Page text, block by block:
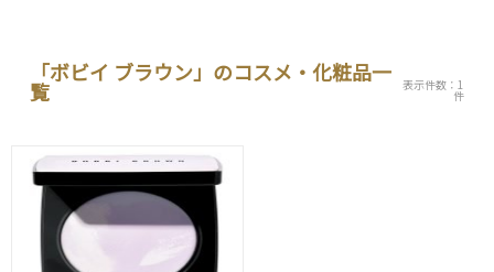
「ボビイ ブラウン」のコスメ・化粧品一
覧 表示件数：1
件